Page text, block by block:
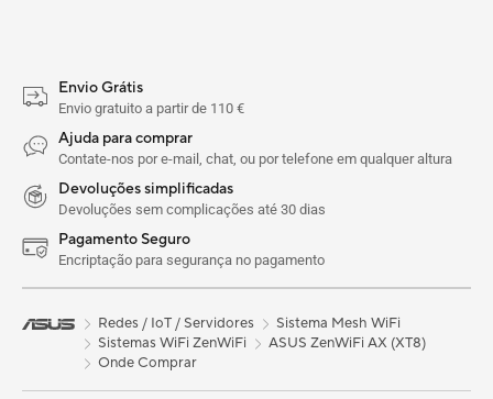
Envio Grátis
Envio gratuito a partir de 110 €
Ajuda para comprar
Contate-nos por e-mail, chat, ou por telefone em qualquer altura
Devoluções simplificadas
Devoluções sem complicações até 30 dias
Pagamento Seguro
Encriptação para segurança no pagamento
Redes / IoT / Servidores
Sistema Mesh WiFi
Sistemas WiFi ZenWiFi
ASUS ZenWiFi AX (XT8)
Onde Comprar